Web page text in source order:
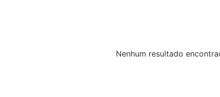
Nenhum resultado